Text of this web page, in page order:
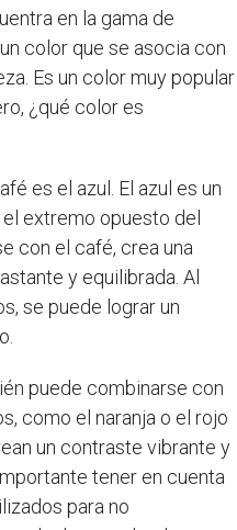
en la gama de
color que se asocia con
Es un color muy popular
¿qué color es
es el azul. El azul es un
extremo opuesto del
con el café, crea una
y equilibrada. Al
se puede lograr un
puede combinarse con
como el naranja o el rojo
un contraste vibrante y
tener en cuenta
para no